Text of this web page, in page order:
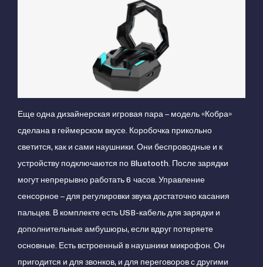
Еще одна дизайнерская игровая пара – модель «Кобра»
сделана в геймерском вкусе. Коробочка прикольно
светится, как и сами наушники. Они беспроводные и к
устройству подключаются по Bluetooth. После зарядки
могут непрерывно работать 6 часов. Управление
сенсорное – для регулировки звука достаточно касания
пальцев. В комплекте есть USB-кабель для зарядки и
дополнительные амбушюры, если вдруг потеряете
основные. Есть встроенный в наушники микрофон. Он
пригодится и для звонков, и для переговоров с другими